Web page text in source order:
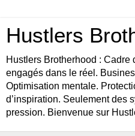
Hustlers
Hustlers Brotherhood : Cadre
engagés dans le réel.
Optimisation mentale.
d’inspiration. Seulement des
pression. Bienvenue sur